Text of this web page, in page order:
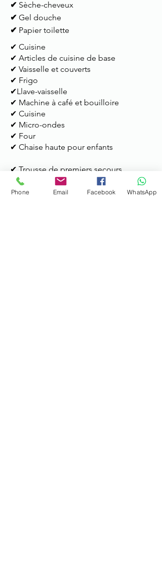
✔ Sèche-cheveux
✔ Gel douche
✔ Papier toilette
✔ Cuisine
✔ Articles de cuisine de base
✔ Vaisselle et couverts
✔ Frigo
✔Llave-vaisselle
✔ Machine à café et bouilloire
✔ Cuisine
✔ Micro-ondes
✔ Four
✔ Chaise haute pour enfants
✔ Trousse de premiers secours
✔ Extincteur
Phone Email Facebook WhatsApp